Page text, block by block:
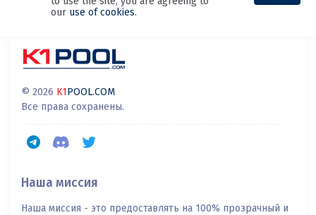
our use of cookies.
© 2026 K1POOL.COM
Все права сохранены.
Наша миссия
Наша миссия - это предоставлять на 100% прозрачный и